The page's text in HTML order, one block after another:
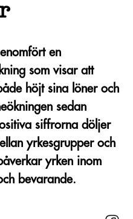
en
som visar att
höjt sina löner och
sedan
siffrorna döljer
yrkesgrupper och
yrken inom
bevarande.